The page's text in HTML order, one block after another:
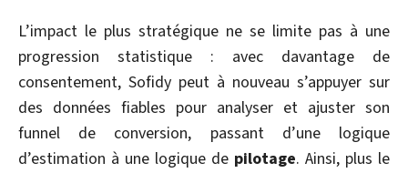
L’impact le plus stratégique ne se limite pas à une
progression statistique : avec davantage de
consentement, Sofidy peut à nouveau s’appuyer sur
des données fiables pour analyser et ajuster son
funnel de conversion, passant d’une logique
d’estimation à une logique de pilotage. Ainsi, plus le